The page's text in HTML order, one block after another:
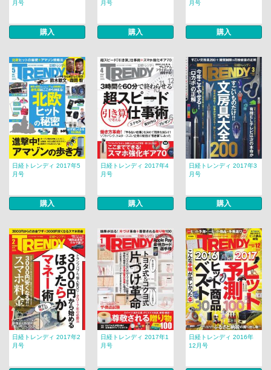
月号
購入
月号
購入
月号
購入
日経トレンディ 2017年5
月号
購入
日経トレンディ 2017年4
月号
購入
日経トレンディ 2017年3
月号
購入
日経トレンディ 2017年2
月号
日経トレンディ 2017年1
月号
日経トレンディ 2016年
12月号